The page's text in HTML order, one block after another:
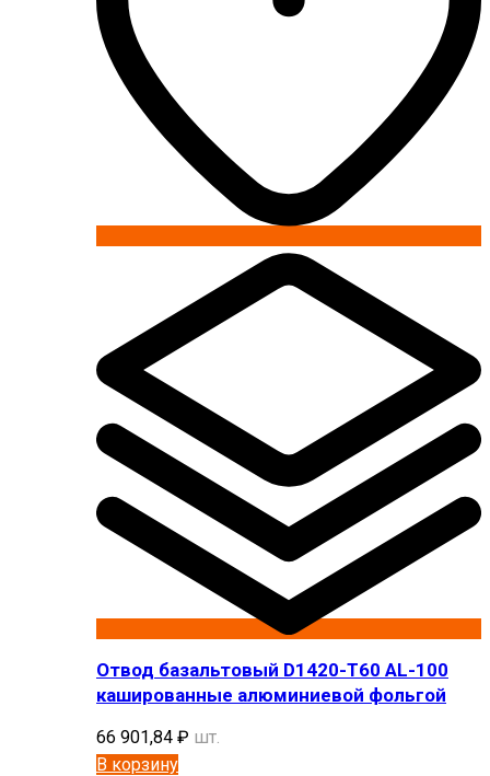
Отвод базальтовый D1420-T60 AL-100
кашированные алюминиевой фольгой
66 901,84 ₽ шт.
В корзину